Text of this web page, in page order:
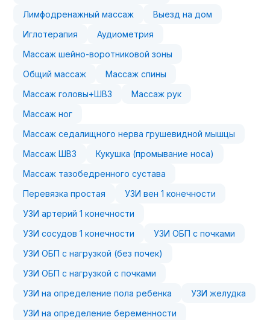
Лимфодренажный массаж
Выезд на дом
Иглотерапия
Аудиометрия
Массаж шейно-воротниковой зоны
Общий массаж
Массаж спины
Массаж головы+ШВЗ
Массаж рук
Массаж ног
Массаж седалищного нерва грушевидной мышцы
Массаж ШВЗ
Кукушка (промывание носа)
Массаж тазобедренного сустава
Перевязка простая
УЗИ вен 1 конечности
УЗИ артерий 1 конечности
УЗИ сосудов 1 конечности
УЗИ ОБП с почками
УЗИ ОБП с нагрузкой (без почек)
УЗИ ОБП с нагрузкой с почками
УЗИ на определение пола ребенка
УЗИ желудка
УЗИ на определение беременности